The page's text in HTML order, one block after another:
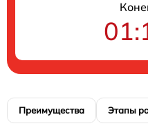
Преимущества Этапы